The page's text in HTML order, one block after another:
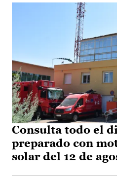
Consulta todo el
preparado con
solar del 12 de